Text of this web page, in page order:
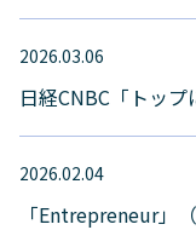
2026.03.06
日経CNBC「トッ
2026.02.04
「Entrepreneur」